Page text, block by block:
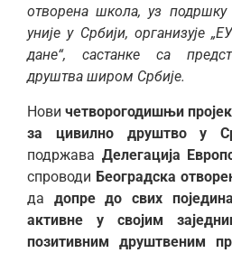
отворена школа, уз подршку
уније у Србији, организује
дане“, састанке са
друштва широм Србије.
Новичетворогодишњи
за цивилно друштво у
подржава Делегација
спроводи Београдска
да допре до свих
активне у својим
позитивним друштвеним